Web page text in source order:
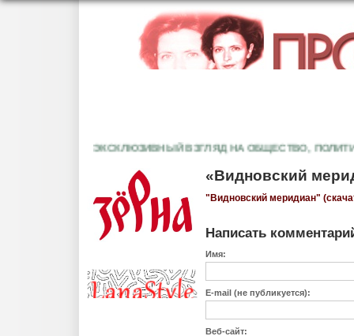
ЭКСКЛЮЗИВНЫЙ ВЗГЛЯД НА ОБЩЕСТВО,
«Видновский
"Видновский меридиан"
Написать
Имя:
E-mail (не публикуется):
Веб-сайт: